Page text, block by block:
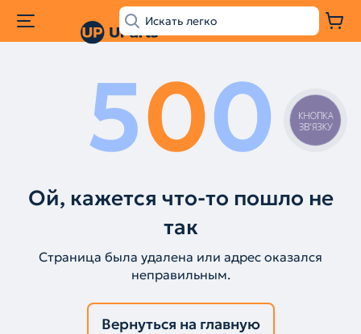
500
Ой, кажется что-то пошло не
так
Страница была удалена или адрес оказался
неправильным.
Вернуться на главную
КНОПКА
ЗВ'ЯЗКУ